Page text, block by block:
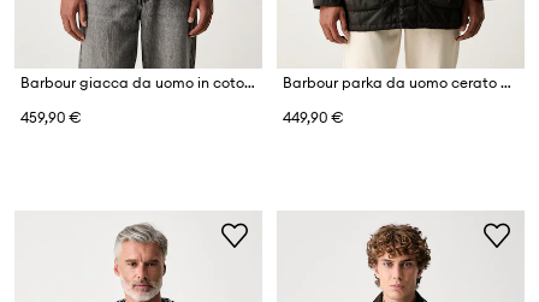
Barbour giacca da uomo in cotone Ogston
459,90 €
Barbour parka da uomo cerato Bedale
449,90 €